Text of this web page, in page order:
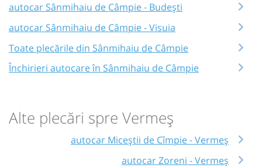
autocar Sânmihaiu de Câmpie - Budești
autocar Sânmihaiu de Câmpie - Visuia
Toate plecările din Sânmihaiu de Câmpie
Închirieri autocare în Sânmihaiu de Câmpie
Alte plecări spre Vermeș
autocar Miceștii de Cîmpie - Vermeș
autocar Zoreni - Vermeș